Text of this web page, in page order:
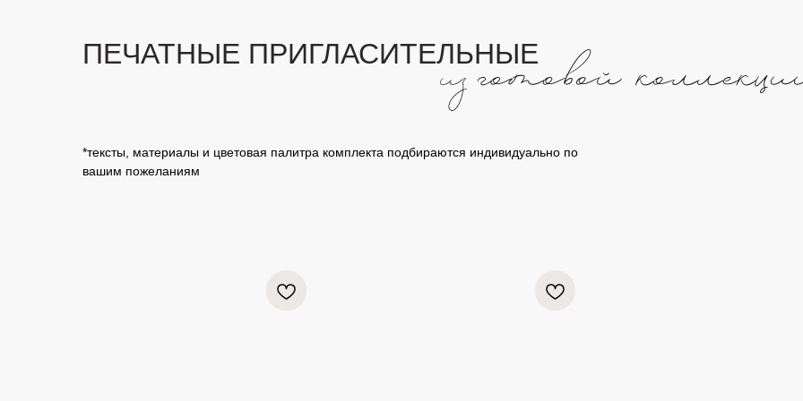
ПЕЧАТНЫЕ ПРИГЛАСИТЕЛЬНЫЕ
*тексты, материалы и цветовая палитра комплекта подбираются индивидуально по
вашим пожеланиям